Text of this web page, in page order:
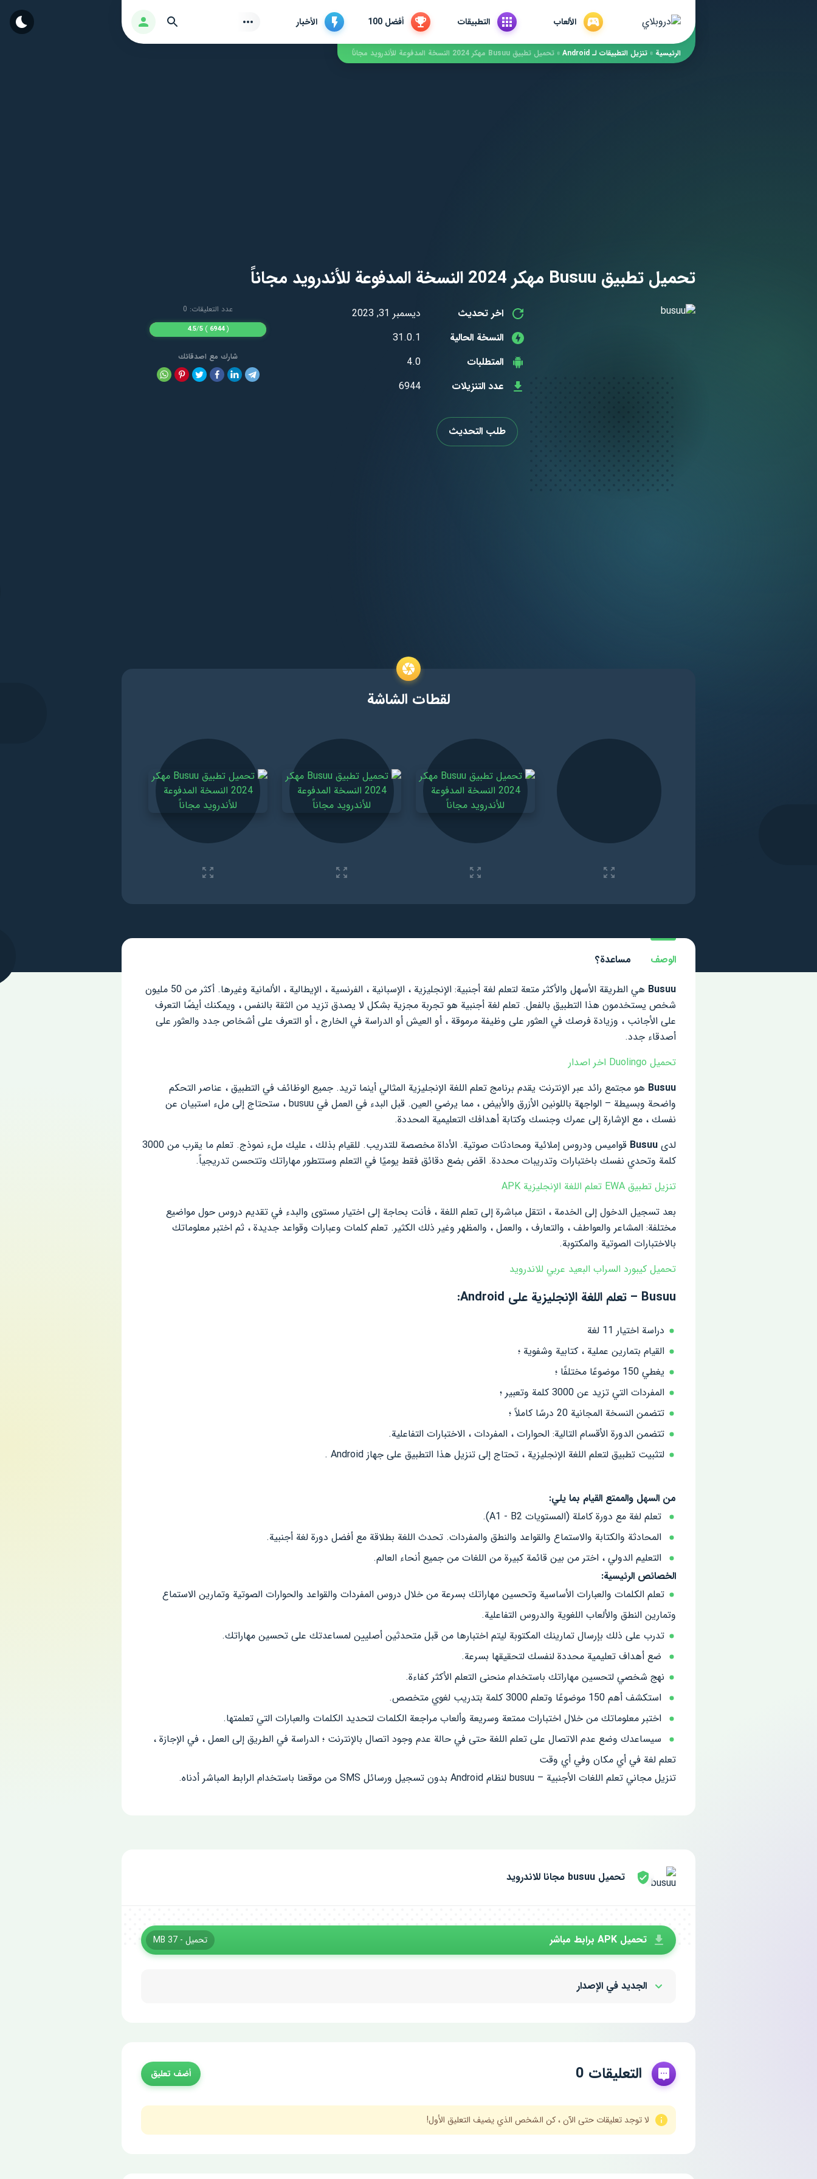
الألعاب التطبيقات أفضل 100 الأخبار تسجيل الدخول بحث
الرئيسية » ​تنزيل التطبيقات لـ ​Android » تحميل تطبيق Busuu مهكر 2024 النسخة المدفوعة للأندرويد مجاناً
تحميل تطبيق Busuu مهكر 2024 النسخة المدفوعة للأندرويد مجاناً
اخر تحديث
ديسمبر 31, 2023
النسخة الحالية
31.0.1
المتطلبات
4.0
عدد التنزيلات
6944
عدد التعليقات: 0
(
6944
)
4.5/5
شارك مع اصدقائك
طلب التحديث
لقطات الشاشة
الوصف
مساعدة؟
Busuu
هي الطريقة الأسهل والأكثر متعة لتعلم لغة أجنبية: الإنجليزية ، الإسبانية ، الفرنسية ، الإيطالية ، الألمانية وغيرها. أكثر من 50 مليون
شخص يستخدمون هذا التطبيق بالفعل. تعلم لغة أجنبية هو تجربة مجزية بشكل لا يصدق تزيد من الثقة بالنفس ، ويمكنك أيضًا التعرف
على الأجانب ، وزيادة فرصك في العثور على وظيفة مرموقة ، أو العيش أو الدراسة في الخارج ، أو التعرف على أشخاص جدد والعثور على
أصدقاء جدد.
تحميل Duolingo اخر اصدار
Busuu هو مجتمع رائد عبر الإنترنت يقدم برنامج تعلم اللغة الإنجليزية المثالي أينما تريد. جميع الوظائف في التطبيق ، عناصر التحكم
واضحة وبسيطة – الواجهة باللونين الأزرق والأبيض ، مما يرضي العين. قبل البدء في العمل في busuu ، ستحتاج إلى ملء استبيان عن
نفسك ، مع الإشارة إلى عمرك وجنسك وكتابة أهدافك التعليمية المحددة.
لدى Busuu
قواميس ودروس إملائية ومحادثات صوتية. الأداة مخصصة للتدريب. للقيام بذلك ، عليك ملء نموذج. تعلم ما يقرب من 3000
كلمة وتحدي نفسك باختبارات وتدريبات محددة. اقض بضع دقائق فقط يوميًا في التعلم وستتطور مهاراتك وتتحسن تدريجياً.
تنزيل تطبيق EWA تعلم اللغة الإنجليزية APK
بعد تسجيل الدخول إلى الخدمة ، انتقل مباشرة إلى تعلم اللغة ، فأنت بحاجة إلى اختيار مستوى والبدء في تقديم دروس حول مواضيع
مختلفة: المشاعر والعواطف ، والتعارف ، والعمل ، والمظهر وغير ذلك الكثير. تعلم كلمات وعبارات وقواعد جديدة ، ثم اختبر معلوماتك
بالاختبارات الصوتية والمكتوبة.
تحميل كيبورد السراب البعيد عربي للاندرويد
Busuu – تعلم اللغة الإنجليزية على Android:
دراسة اختيار 11 لغة
القيام بتمارين عملية ، كتابية وشفوية ؛
يغطي 150 موضوعًا مختلفًا ؛
المفردات التي تزيد عن 3000 كلمة وتعبير ؛
تتضمن النسخة المجانية 20 درسًا كاملاً ؛
تتضمن الدورة الأقسام التالية: الحوارات ، المفردات ، الاختبارات التفاعلية.
لتثبيت تطبيق لتعلم اللغة الإنجليزية ، تحتاج إلى تنزيل هذا التطبيق على جهاز Android .
من السهل والممتع القيام بما يلي:
تعلم لغة مع دورة كاملة (المستويات A1 ​​- B2).
المحادثة والكتابة والاستماع والقواعد والنطق والمفردات. تحدث اللغة بطلاقة مع أفضل دورة لغة أجنبية.
التعليم الدولي ، اختر من بين قائمة كبيرة من اللغات من جميع أنحاء العالم.
الخصائص الرئيسية:
تعلم الكلمات والعبارات الأساسية وتحسين مهاراتك بسرعة من خلال دروس المفردات والقواعد والحوارات الصوتية وتمارين الاستماع
وتمارين النطق والألعاب اللغوية والدروس التفاعلية.
تدرب على ذلك بإرسال تمارينك المكتوبة ليتم اختبارها من قبل متحدثين أصليين لمساعدتك على تحسين مهاراتك.
ضع أهداف تعليمية محددة لنفسك لتحقيقها بسرعة.
نهج شخصي لتحسين مهاراتك باستخدام منحنى التعلم الأكثر كفاءة.
استكشف أهم 150 موضوعًا وتعلم 3000 كلمة بتدريب لغوي متخصص.
اختبر معلوماتك من خلال اختبارات ممتعة وسريعة وألعاب مراجعة الكلمات لتحديد الكلمات والعبارات التي تعلمتها.
سيساعدك وضع عدم الاتصال على تعلم اللغة حتى في حالة عدم وجود اتصال بالإنترنت ؛ الدراسة في الطريق إلى العمل ، في الإجازة ،
تعلم لغة في أي مكان وفي أي وقت
تنزيل مجاني تعلم اللغات الأجنبية – busuu لنظام Android بدون تسجيل ورسائل SMS من موقعنا باستخدام الرابط المباشر أدناه.
تحميل busuu مجانا للاندرويد
تحميل APK برابط مباشر تحميل - 37 MB
الجديد في الإصدار
التعليقات 0 أضف تعليق
لا توجد تعليقات حتى الآن ، كن الشخص الذي يضيف التعليق الأول!